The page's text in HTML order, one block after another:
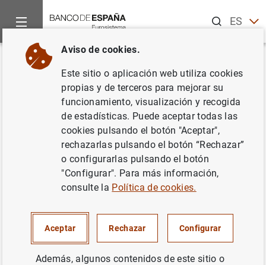
ESEN
Inicio Noticias y eventos
Volver
Balanza de pagos de la zona del
euro (evolución mensual en
enero de 2002),
Balanza de pagos de la zona del euro
(evolución mensual en enero de 2002) (15
KB)
Aviso de cookies.
Este sitio o aplicación web utiliza cookies
propias y de terceros para mejorar su
funcionamiento, visualización y recogida
de estadísticas. Puede aceptar todas las
cookies pulsando el botón "Aceptar",
rechazarlas pulsando el botón “Rechazar”
o configurarlas pulsando el botón
"Configurar". Para más información,
consulte la Política de cookies.
Aceptar Rechazar Configurar
Además, algunos contenidos de este sitio o